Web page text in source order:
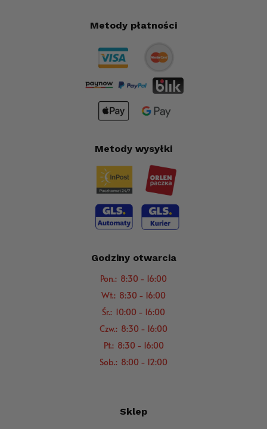
Metody płatności
Metody wysyłki
Godziny otwarcia
Pon.: 8:30 - 16:00
Wt.: 8:30 - 16:00
Śr.: 10:00 - 16:00
Czw.: 8:30 - 16:00
Pt.: 8:30 - 16:00
Sob.: 8:00 - 12:00
Sklep